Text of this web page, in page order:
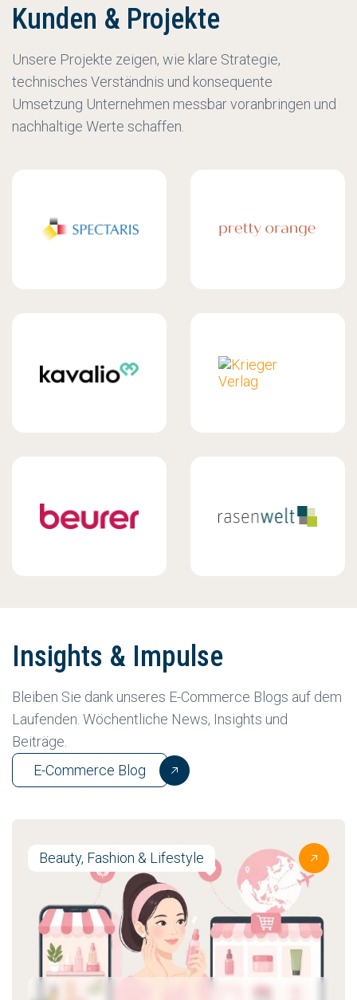
Kunden & Projekte
Unsere Projekte zeigen, wie klare Strategie,
technisches Verständnis und konsequente
Umsetzung Unternehmen messbar voranbringen und
nachhaltige Werte schaffen.
Insights & Impulse
Bleiben Sie dank unseres E-Commerce Blogs auf dem
Laufenden. Wöchentliche News, Insights und
Beiträge.
E-Commerce Blog
Beauty, Fashion & Lifestyle